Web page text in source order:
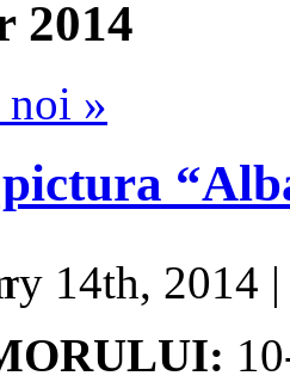
2014
»
14th, 2014